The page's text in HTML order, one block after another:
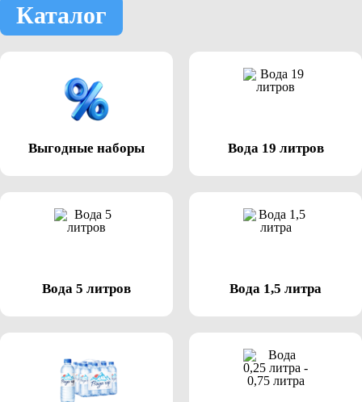
Каталог
Выгодные наборы Вода 19 литров
Вода 5 литров Вода 1,5 литра